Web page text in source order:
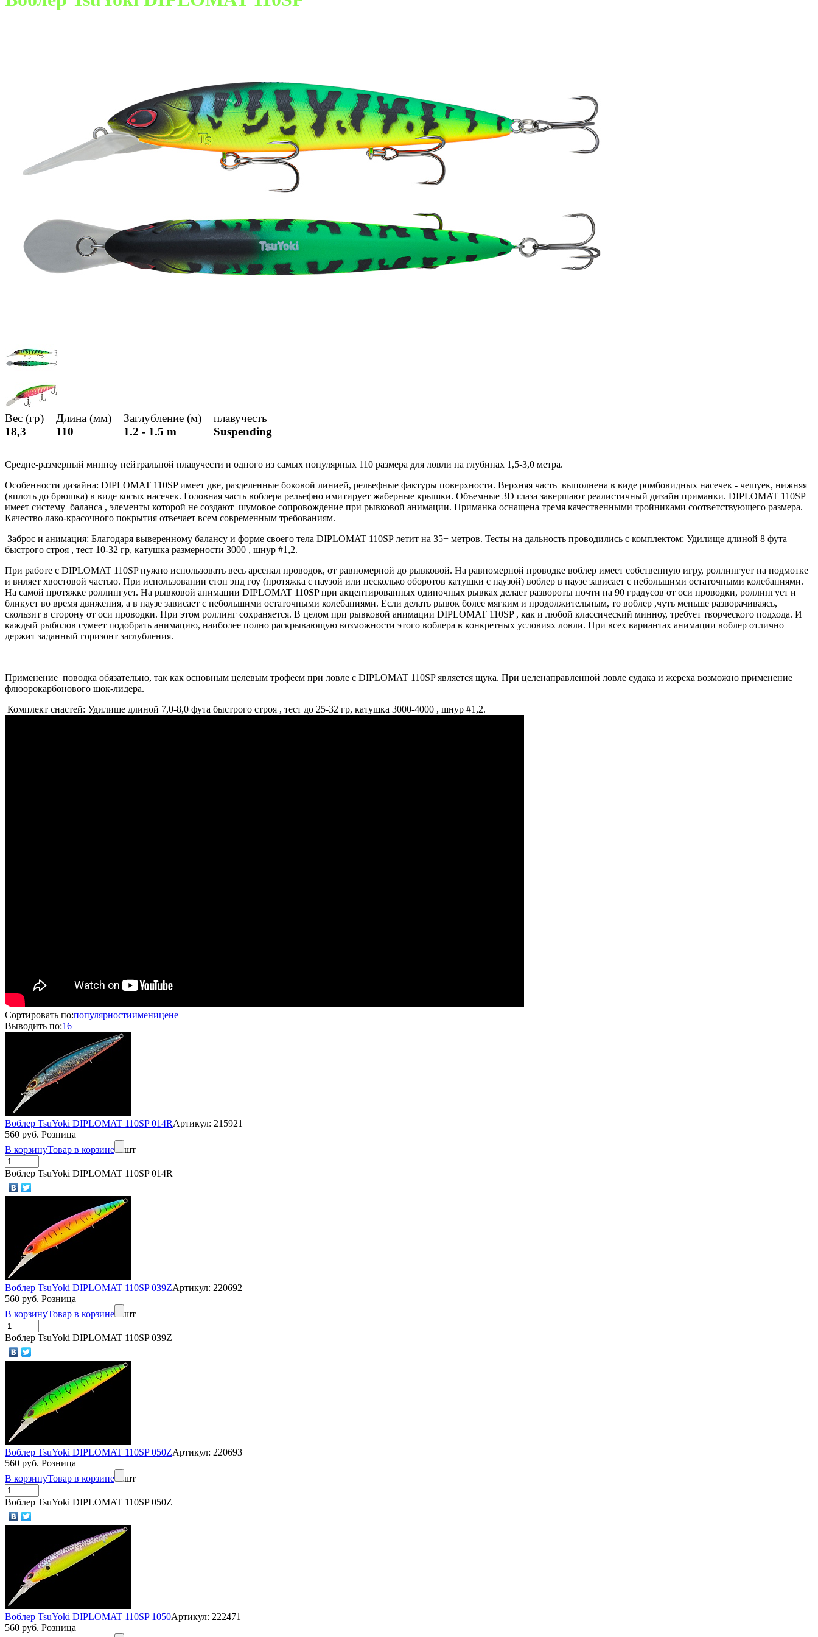
Вес (гр) Длина (мм) Заглубление (м) плавучесть
18,3
110 1.2 - 1.5 m Suspending
Средне-размерный минноу нейтральной плавучести и одного из самых популярных 110 размера для ловли на глубинах 1,5-3,0 метра.
Особенности дизайна: DIPLOMAT 110SP имеет две, разделенные боковой линией, рельефные фактуры поверхности. Верхняя часть выполнена в виде ромбовидных насечек - чешуек, нижняя
(вплоть до брюшка) в виде косых насечек. Головная часть воблера рельефно имитирует жаберные крышки. Объемные 3D глаза завершают реалистичный дизайн приманки. DIPLOMAT 110SP
имеет систему баланса , элементы которой не создают шумовое сопровождение при рывковой анимации. Приманка оснащена тремя качественными тройниками соответствующего размера.
Качество лако-красочного покрытия отвечает всем современным требованиям.
Заброс и анимация: Благодаря выверенному балансу и форме своего тела DIPLOMAT 110SP летит на 35+ метров. Тесты на дальность проводились с комплектом: Удилище длиной 8 фута
быстрого строя , тест 10-32 гр, катушка размерности 3000 , шнур #1,2.
При работе с DIPLOMAT 110SP нужно использовать весь арсенал проводок, от равномерной до рывковой. На равномерной проводке воблер имеет собственную игру, роллингует на подмотке
и виляет хвостовой частью. При использовании стоп энд гоу (протяжка с паузой или несколько оборотов катушки с паузой) воблер в паузе зависает с небольшими остаточными колебаниями.
На самой протяжке роллингует. На рывковой анимации DIPLOMAT 110SP при акцентированных одиночных рывках делает развороты почти на 90 градусов от оси проводки, роллингует и
бликует во время движения, а в паузе зависает с небольшими остаточными колебаниями. Если делать рывок более мягким и продолжительным, то воблер ,чуть меньше разворачиваясь,
скользит в сторону от оси проводки. При этом роллинг сохраняется. В целом при рывковой анимации DIPLOMAT 110SP , как и любой классический минноу, требует творческого подхода. И
каждый рыболов сумеет подобрать анимацию, наиболее полно раскрывающую возможности этого воблера в конкретных условиях ловли. При всех вариантах анимации воблер отлично
держит заданный горизонт заглубления.
Применение поводка обязательно, так как основным целевым трофеем при ловле с DIPLOMAT 110SP является щука. При целенаправленной ловле судака и жереха возможно применение
флюорокарбонового шок-лидера.
Комплект снастей: Удилище длиной 7,0-8,0 фута быстрого строя , тест до 25-32 гр, катушка 3000-4000 , шнур #1,2.
Сортировать по:популярностиименицене
Выводить по:16
Воблер TsuYoki DIPLOMAT 110SP 014RАртикул: 215921
560 руб. Розница
В корзинуТовар в корзине шт
Воблер TsuYoki DIPLOMAT 110SP 014R
Воблер TsuYoki DIPLOMAT 110SP 039ZАртикул: 220692
560 руб. Розница
В корзинуТовар в корзине шт
Воблер TsuYoki DIPLOMAT 110SP 039Z
Воблер TsuYoki DIPLOMAT 110SP 050ZАртикул: 220693
560 руб. Розница
В корзинуТовар в корзине шт
Воблер TsuYoki DIPLOMAT 110SP 050Z
Воблер TsuYoki DIPLOMAT 110SP 1050Артикул: 222471
560 руб. Розница